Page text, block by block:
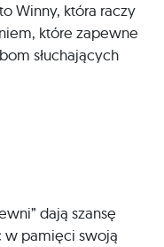
Winny, która raczy
które zapewne
słuchających
dają szansę
w pamięci swoją